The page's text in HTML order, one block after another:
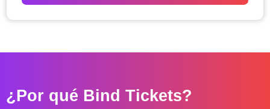
d
p
c
i
¿Por qué Bind Tickets?